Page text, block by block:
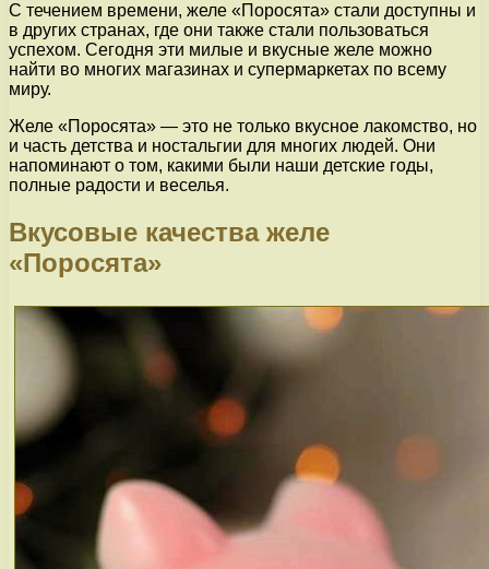
С течением времени, желе «Поросята» стали доступны и
в других странах, где они также стали пользоваться
успехом. Сегодня эти милые и вкусные желе можно
найти во многих магазинах и супермаркетах по всему
миру.
Желе «Поросята» — это не только вкусное лакомство, но
и часть детства и ностальгии для многих людей. Они
напоминают о том, какими были наши детские годы,
полные радости и веселья.
Вкусовые качества желе
«Поросята»